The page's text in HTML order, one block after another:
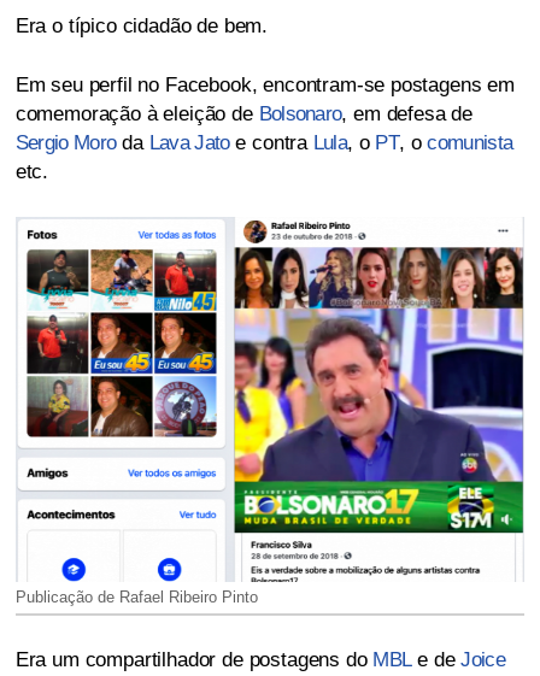
Era o típico cidadão de bem.
Em seu perfil no Facebook, encontram-se postagens em
comemoração à eleição de Bolsonaro, em defesa de
Sergio Moroda Lava Jatoe contra Lula, o PT, ocomunista
etc.
Publicação de Rafael Ribeiro Pinto
Era um compartilhador de postagens do MBLe deJoice